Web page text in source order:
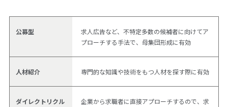
公募型
求人広告など、不特定多数の候補者に向けてア
プローチする手法で、母集団形成に有効
人材紹介 専門的な知識や技術をもつ人材を探す際に有効
ダイレクトリクル
企業から求職者に直接アプローチするので、求